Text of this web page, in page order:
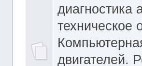
диагностика
техническое
двигателей.